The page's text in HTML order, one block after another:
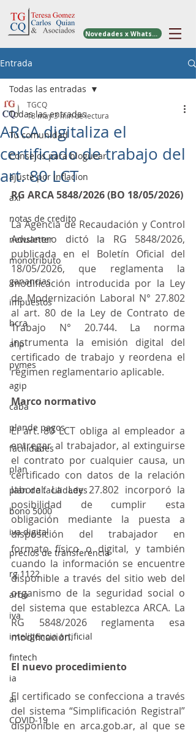
Novedades x WhatsApp
Entrada
Todas las entradas
Tu comunidad
Consejos para bloguear
ajuste por inflacion
axi
notas de credito
newsletter
monotributo
ganancias
impuestos
bcra
afip
pymes
agip
caba
plande pagos
facilidades
plan
plan de facilidades
bono 5000
iva digital
precios de transferencia
rg 1122
arba
iva
inteligencia artificial
fintech
ia
ai
COVID-19
Todas las entradas
ARCA digitaliza el
certificado de trabajo del
art. 80 LCT
TGCQ
18 may3 min de lectura
RG ARCA 5848/2026 (BO 18/05/2026)
La Agencia de Recaudación y Control
Aduanero dictó la RG 5848/2026,
publicada en el Boletín Oficial del
18/05/2026, que reglamenta la
modificación introducida por la Ley
de Modernización Laboral N° 27.802
al art. 80 de la Ley de Contrato de
Trabajo N° 20.744. La norma
instrumenta la emisión digital del
certificado de trabajo y reordena el
régimen reglamentario aplicable.
Marco normativo
El art. 80 LCT obliga al empleador a
entregar al trabajador, al extinguirse
el contrato por cualquier causa, un
certificado con datos de la relación
laboral. La Ley 27.802 incorporó la
posibilidad de cumplir esta
obligación mediante la puesta a
disposición del trabajador en
formato físico o digital, y también
cuando la información se encuentre
disponible a través del sitio web del
organismo de la seguridad social o
del sistema que establezca ARCA. La
RG 5848/2026 reglamenta esa
modificación.
El nuevo procedimiento
El certificado se confecciona a través
del sistema “Simplificación Registral”
disponible en arca.gob.ar, al que se